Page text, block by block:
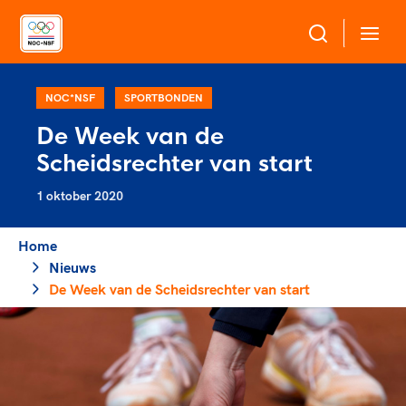
Over NOC*NSF
Sportagenda 2032
Merkbescherming NOC*NSF
Geven aan Sport
Sportdeelname
Bonden en professionals in de sport
Beleidsmedewerkers
Clubbestuurders
Coördinatoren en opleiders
Trainer-coaches
Topsport
Voor talentvolle sporters
Atletencommissie
Paralympische Talentdag
Voor bonden
NOC*NSF SPORTBONDEN
De Week van de
Scheidsrechter van start
1 oktober 2020
Home
Nieuws
De Week van de Scheidsrechter van start